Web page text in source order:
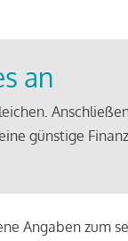
an
günstige
Angaben zum